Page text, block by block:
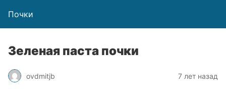
Почки
Зеленая паста почки
ovdmitjb 7 лет назад